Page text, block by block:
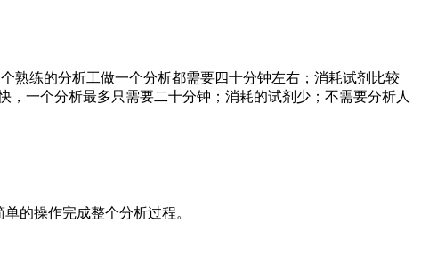
熟练的分析工做一个分析都需要四十分钟左右；消耗试剂比较
，一个分析最多只需要二十分钟；消耗的试剂少；不需要分析人
的操作完成整个分析过程。